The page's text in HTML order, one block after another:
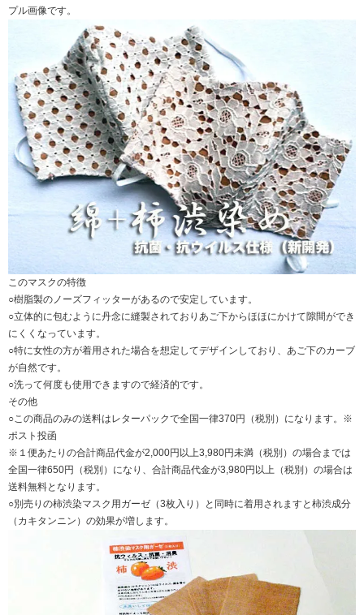
プル画像です。
このマスクの特徴
○樹脂製のノーズフィッターがあるので安定しています。
○立体的に包むように丹念に縫製されておりあご下からほほにかけて隙間ができ
にくくなっています。
○特に女性の方が着用された場合を想定してデザインしており、あご下のカーブ
が自然です。
○洗って何度も使用できますので経済的です。
その他
○この商品のみの送料はレターパックで全国一律370円（税別）になります。※
ポスト投函
※１便あたりの合計商品代金が2,000円以上3,980円未満（税別）の場合までは
全国一律650円（税別）になり、合計商品代金が3,980円以上（税別）の場合は
送料無料となります。
○別売りの柿渋染マスク用ガーゼ（3枚入り）と同時に着用されますと柿渋成分
（カキタンニン）の効果が増します。